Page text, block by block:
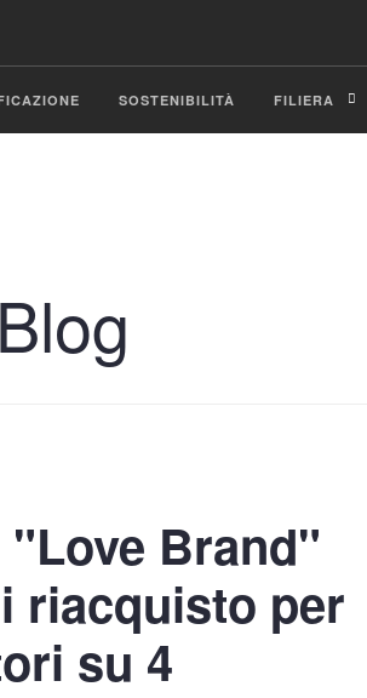
SOSTENIBILITÀ FILIERA
Blog
"Love Brand"
riacquisto per
su 4